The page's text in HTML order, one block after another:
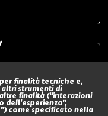
finalità tecniche e,
strumenti di
finalità (“interazioni
dell'esperienza”,
come specificato nella